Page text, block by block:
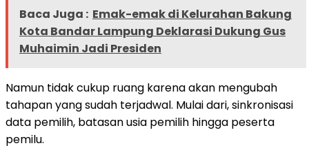
Baca Juga : Emak-emak di Kelurahan Bakung
Kota Bandar Lampung Deklarasi Dukung Gus
Muhaimin Jadi Presiden
Namun tidak cukup ruang karena akan mengubah
tahapan yang sudah terjadwal. Mulai dari, sinkronisasi
data pemilih, batasan usia pemilih hingga peserta
pemilu.